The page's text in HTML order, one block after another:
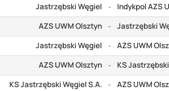
Jastrzębski Węgiel - Indykpol AZS
AZS UWM Olsztyn - Jastrzębski
Jastrzębski Węgiel - AZS UWM
AZS UWM Olsztyn - KS
KS Jastrzębski Węgiel S.A. - AZS UWM